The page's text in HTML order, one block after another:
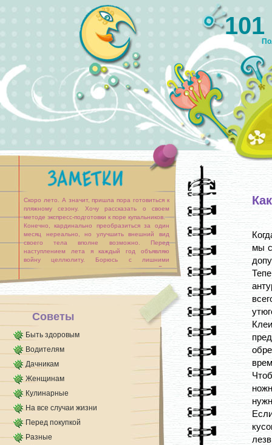
Скоро лето. А значит, пришла пора готовиться к
пляжному сезону. Хочу рассказать о своем
методе экспресс-подготовки к поре купальников.
Конечно, кардинально преобразиться за один
месяц нереально, но улучшить внешний вид
своего тела вполне возможно. Перед
наступлением лета я каждый год объявляю
войну целлюлиту. Борюсь с лишними
складочками при помощи народных средств. Раз
в неделю делаю себе [...]
Советы
Быть здоровым
Водителям
Дачникам
Женщинам
Кулинарные
На все случаи жизни
Перед покупкой
Разные
мы